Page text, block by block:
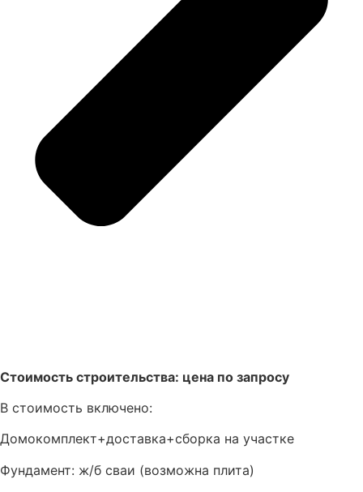
Стоимость строительства: цена по запросу
В стоимость включено:
Домокомплект+доставка+сборка на участке
Фундамент: ж/б сваи (возможна плита)